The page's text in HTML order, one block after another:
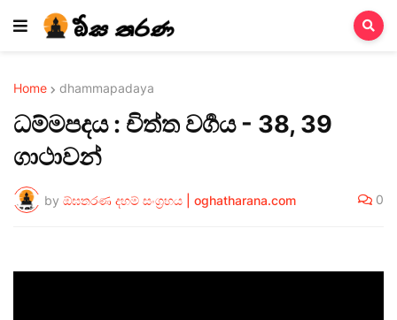
Home dhammapadaya
ධම්මපදය : චිත්ත වර්‍ගය - 38, 39
ගාථාවන්
by ඕඝතරණ දහම් සංග්‍රහය | oghatharana.com 0